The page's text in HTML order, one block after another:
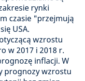
rynki
czasie "przejmują
USA.
wzrostu
w 2017 i 2018 r.
inflacji. W
prognozy wzrostu